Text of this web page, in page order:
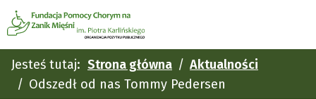
Jesteś tutaj: Strona główna
Aktualności
Odszedł od nas Tommy Pedersen